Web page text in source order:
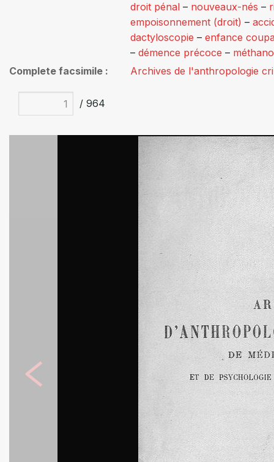
droit pénal – nouveaux-nés –
empoisonnement (droit) –
dactyloscopie –enfance
–démence précoce –
Complete facsimile
Archives de l'anthropologie
/ 964